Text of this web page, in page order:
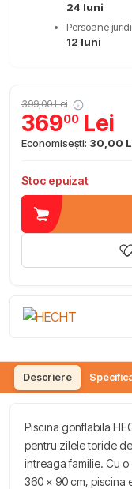
24 luni
Persoane
12 luni
399,00 Lei
36900 Lei
Economisești: 30,00
Stoc epuizat
Descriere
Piscina gonflabila
pentru zilele toride
intreaga familie. Cu
360 x 90 cm, piscina